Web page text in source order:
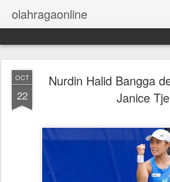
olahragaonline
OCT
22
Nurdin Halid Bangga
Janice